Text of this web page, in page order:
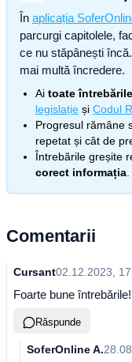
În aplicația
parcurgi capitolele,
ce nu stăpânești
mai multă încredere.
Ai toate
legislație și Codul
Progresul rămâne
repetat și cât de
Întrebările greșite
corect informația
Comentarii
Cursant02.12.2023,
Foarte bune întrebările!
Răspunde
SoferOnline A.